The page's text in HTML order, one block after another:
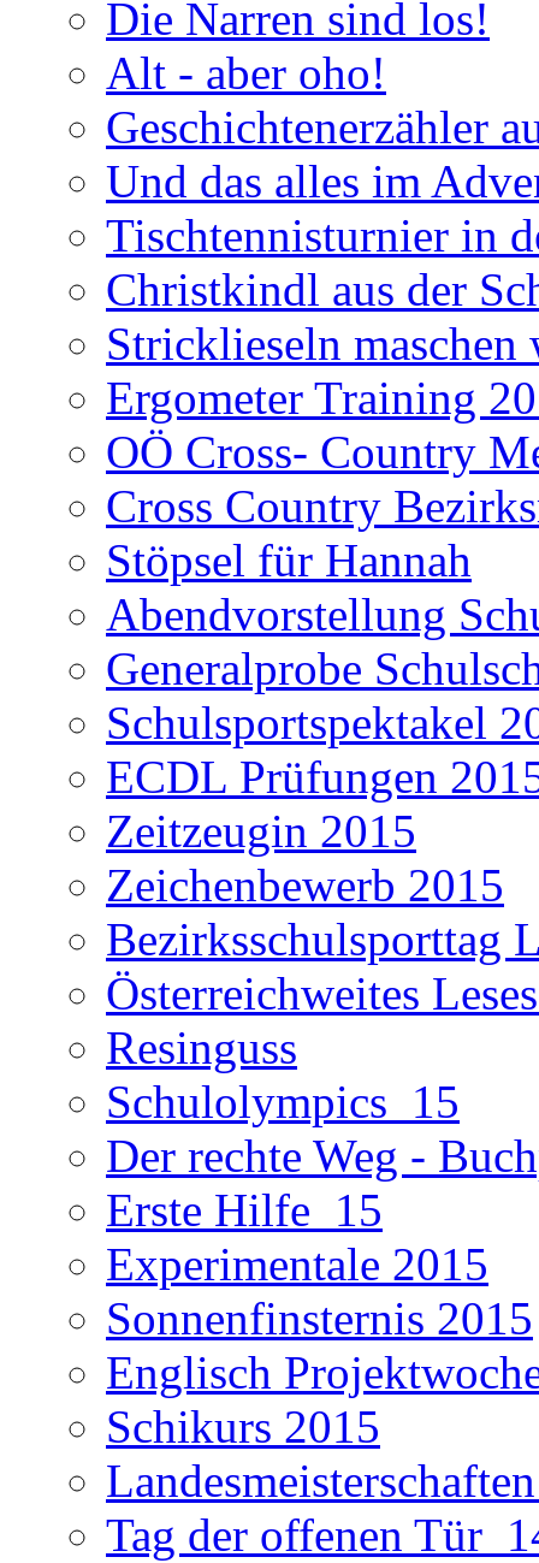
Die Narren sind los!
Alt - aber oho!
Geschichtenerzähler
Und das alles im
Tischtennisturnier in
Christkindl aus der
Stricklieseln maschen
Ergometer Training
OÖ Cross- Country
Cross Country
Stöpsel für Hannah
Abendvorstellung
Generalprobe
Schulsportspektakel
ECDL Prüfungen
Zeitzeugin 2015
Zeichenbewerb 2015
Bezirksschulsporttag
Österreichweites
Resinguss
Schulolympics_15
Der rechte Weg -
Erste Hilfe_15
Experimentale 2015
Sonnenfinsternis 2015
Englisch
Schikurs 2015
Tag der offenen